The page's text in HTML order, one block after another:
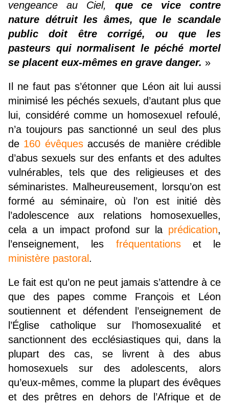
vengeance au Ciel, que ce vice contre
nature détruit les âmes, que le scandale
public doit être corrigé, ou que les
pasteurs qui normalisent le péché mortel
se placent eux-mêmes en grave danger. »
Il ne faut pas s’étonner que Léon ait lui aussi
minimisé les péchés sexuels, d’autant plus que
lui, considéré comme un homosexuel refoulé,
n’a toujours pas sanctionné un seul des plus
de 160 évêquesaccusés de manière crédible
d’abus sexuels sur des enfants et des adultes
vulnérables, tels que des religieuses et des
séminaristes. Malheureusement, lorsqu’on est
formé au séminaire, où l’on est initié dès
l’adolescence aux relations homosexuelles,
cela a un impact profond sur la prédication,
l’enseignement, les fréquentationset le
ministère pastoral .
Le fait est qu’on ne peut jamais s’attendre à ce
que des papes comme François et Léon
soutiennent et défendent l’enseignement de
l’Église catholique sur l’homosexualité et
sanctionnent des ecclésiastiques qui, dans la
plupart des cas, se livrent à des abus
homosexuels sur des adolescents, alors
qu’eux-mêmes, comme la plupart des évêques
et des prêtres en dehors de l’Afrique et de